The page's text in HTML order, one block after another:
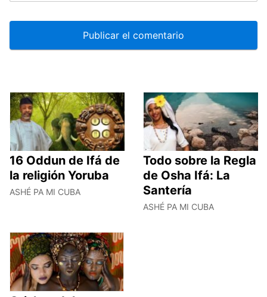
16 Oddun de Ifá de
la religión Yoruba
ASHÉ PA MI CUBA
Todo sobre la Regla
de Osha Ifá: La
Santería
ASHÉ PA MI CUBA